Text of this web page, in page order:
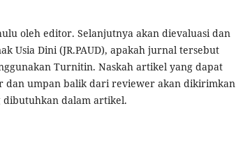
oleh editor. Selanjutnya akan dievaluasi dan
Usia Dini (JR.PAUD), apakah jurnal tersebut
Turnitin. Naskah artikel yang dapat
umpan balik dari reviewer akan dikirimkan
dibutuhkan dalam artikel.